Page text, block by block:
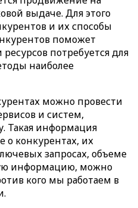
выдаче. Для этого
и их способы
поможет
потребуется для
наиболее
можно провести
и систем,
Такая информация
о конкурентах, их
запросах, объеме
информацию, можно
кого мы работаем в